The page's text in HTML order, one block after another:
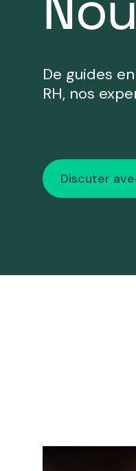
Nous appeler
De guides
RH, nos
Discuter